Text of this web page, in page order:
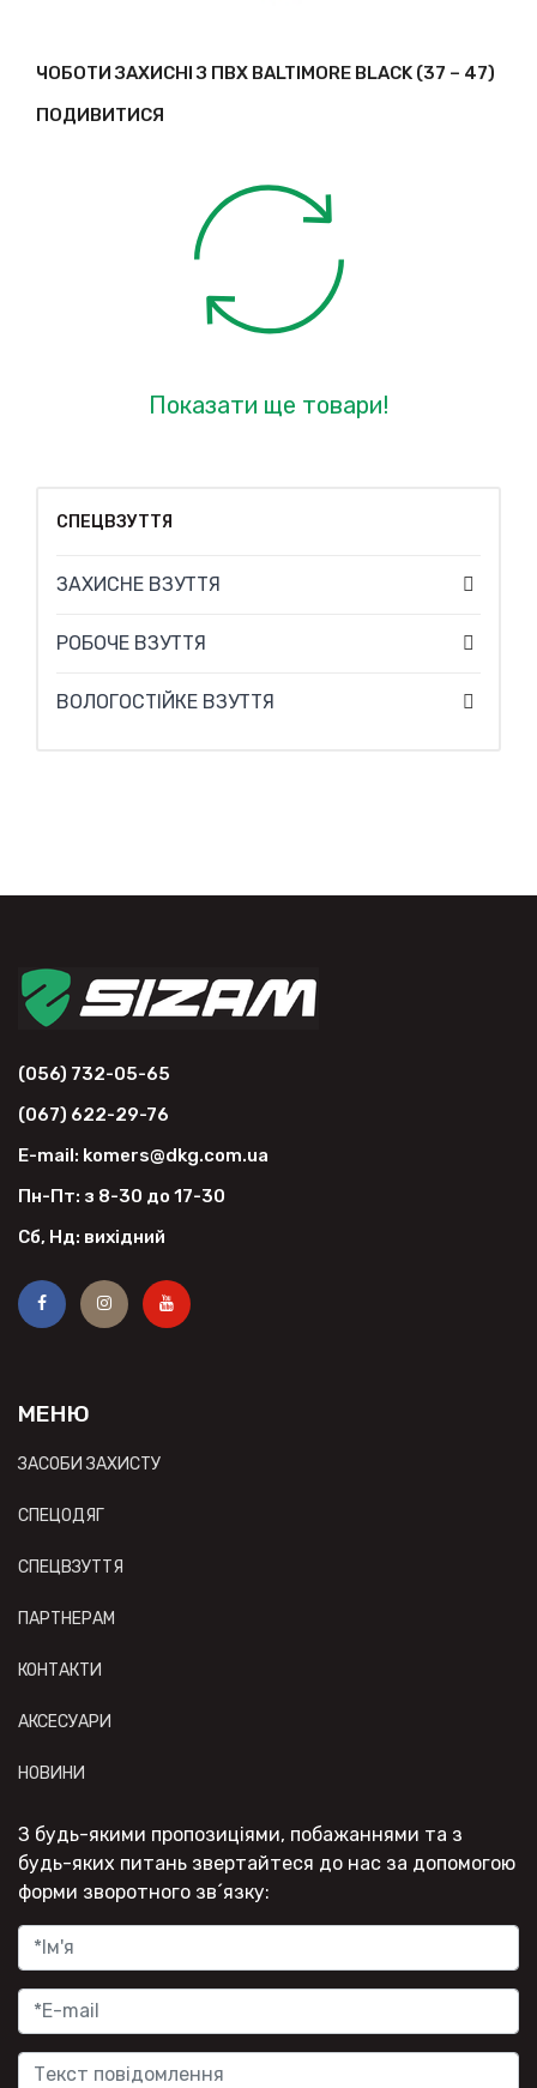
СПЕЦВЗУТТЯ
ЗАХИСНЕ ВЗУТТЯ
РОБОЧЕ ВЗУТТЯ
ВОЛОГОСТІЙКЕ ВЗУТТЯ
ЧОБОТИ ЗАХИСНІ З ПВХ BALTIMORE BLACK (37 – 47)
ПОДИВИТИСЯ
Показати ще товари!
(056) 732-05-65
(067) 622-29-76
E-mail: komers@dkg.com.ua
Пн-Пт: з 8-30 до 17-30
Сб, Нд: вихідний
МЕНЮ
ЗАСОБИ ЗАХИСТУ
СПЕЦОДЯГ
СПЕЦВЗУТТЯ
ПАРТНЕРАМ
КОНТАКТИ
АКСЕСУАРИ
НОВИНИ
З будь-якими пропозиціями, побажаннями та з
будь-яких питань звертайтеся до нас за допомогою
форми зворотного зв´язку: